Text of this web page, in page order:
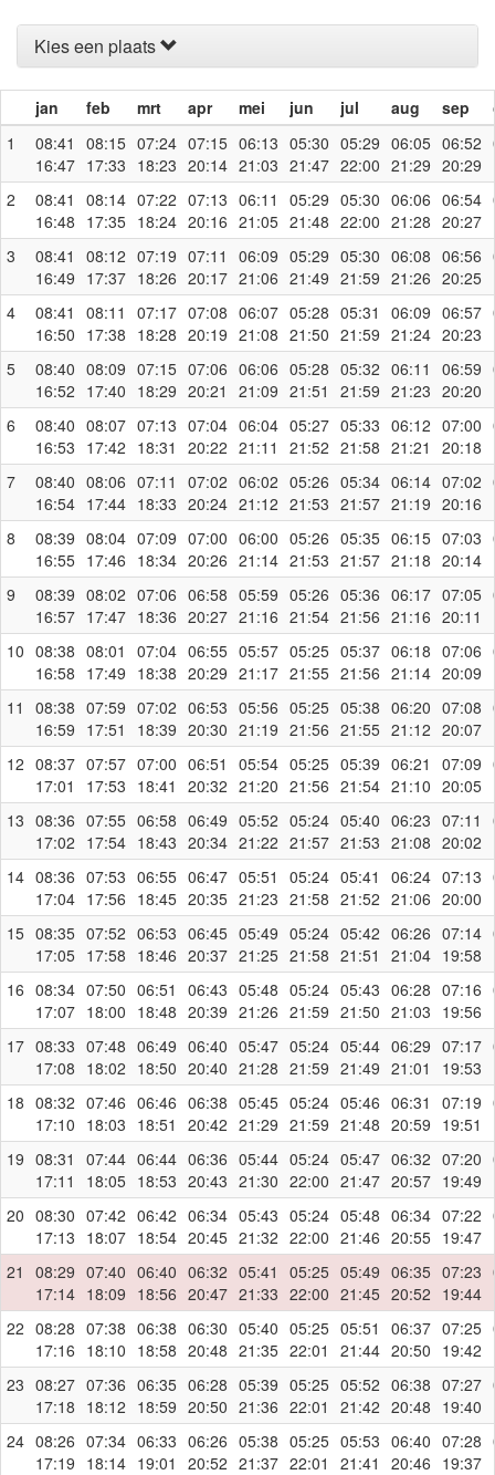
Kies een plaats
jan feb mrt apr mei jun jul aug sep
1
08:41
16:47
08:15
17:33
07:24
18:23
07:15
20:14
06:13
21:03
05:30
21:47
05:29
22:00
06:05
21:29
06:52
20:29
2
08:41
16:48
08:14
17:35
07:22
18:24
07:13
20:16
06:11
21:05
05:29
21:48
05:30
22:00
06:06
21:28
06:54
20:27
3
08:41
16:49
08:12
17:37
07:19
18:26
07:11
20:17
06:09
21:06
05:29
21:49
05:30
21:59
06:08
21:26
06:56
20:25
4
08:41
16:50
08:11
17:38
07:17
18:28
07:08
20:19
06:07
21:08
05:28
21:50
05:31
21:59
06:09
21:24
06:57
20:23
5
08:40
16:52
08:09
17:40
07:15
18:29
07:06
20:21
06:06
21:09
05:28
21:51
05:32
21:59
06:11
21:23
06:59
20:20
6
08:40
16:53
08:07
17:42
07:13
18:31
07:04
20:22
06:04
21:11
05:27
21:52
05:33
21:58
06:12
21:21
07:00
20:18
7
08:40
16:54
08:06
17:44
07:11
18:33
07:02
20:24
06:02
21:12
05:26
21:53
05:34
21:57
06:14
21:19
07:02
20:16
8
08:39
16:55
08:04
17:46
07:09
18:34
07:00
20:26
06:00
21:14
05:26
21:53
05:35
21:57
06:15
21:18
07:03
20:14
9
08:39
16:57
08:02
17:47
07:06
18:36
06:58
20:27
05:59
21:16
05:26
21:54
05:36
21:56
06:17
21:16
07:05
20:11
10 08:38
16:58
08:01
17:49
07:04
18:38
06:55
20:29
05:57
21:17
05:25
21:55
05:37
21:56
06:18
21:14
07:06
20:09
11
08:38
16:59
07:59
17:51
07:02
18:39
06:53
20:30
05:56
21:19
05:25
21:56
05:38
21:55
06:20
21:12
07:08
20:07
12 08:37
17:01
07:57
17:53
07:00
18:41
06:51
20:32
05:54
21:20
05:25
21:56
05:39
21:54
06:21
21:10
07:09
20:05
13 08:36
17:02
07:55
17:54
06:58
18:43
06:49
20:34
05:52
21:22
05:24
21:57
05:40
21:53
06:23
21:08
07:11
20:02
14 08:36
17:04
07:53
17:56
06:55
18:45
06:47
20:35
05:51
21:23
05:24
21:58
05:41
21:52
06:24
21:06
07:13
20:00
15 08:35
17:05
07:52
17:58
06:53
18:46
06:45
20:37
05:49
21:25
05:24
21:58
05:42
21:51
06:26
21:04
07:14
19:58
16 08:34
17:07
07:50
18:00
06:51
18:48
06:43
20:39
05:48
21:26
05:24
21:59
05:43
21:50
06:28
21:03
07:16
19:56
17 08:33
17:08
07:48
18:02
06:49
18:50
06:40
20:40
05:47
21:28
05:24
21:59
05:44
21:49
06:29
21:01
07:17
19:53
18 08:32
17:10
07:46
18:03
06:46
18:51
06:38
20:42
05:45
21:29
05:24
21:59
05:46
21:48
06:31
20:59
07:19
19:51
19 08:31
17:11
07:44
18:05
06:44
18:53
06:36
20:43
05:44
21:30
05:24
22:00
05:47
21:47
06:32
20:57
07:20
19:49
20 08:30
17:13
07:42
18:07
06:42
18:54
06:34
20:45
05:43
21:32
05:24
22:00
05:48
21:46
06:34
20:55
07:22
19:47
21
08:29
17:14
07:40
18:09
06:40
18:56
06:32
20:47
05:41
21:33
05:25
22:00
05:49
21:45
06:35
20:52
07:23
19:44
22 08:28
17:16
07:38
18:10
06:38
18:58
06:30
20:48
05:40
21:35
05:25
22:01
05:51
21:44
06:37
20:50
07:25
19:42
23 08:27
17:18
07:36
18:12
06:35
18:59
06:28
20:50
05:39
21:36
05:25
22:01
05:52
21:42
06:38
20:48
07:27
19:40
24 08:26
17:19
07:34
18:14
06:33
19:01
06:26
20:52
05:38
21:37
05:25
22:01
05:53
21:41
06:40
20:46
07:28
19:37